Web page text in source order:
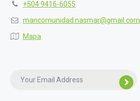
+504 9416-6055
mancomunidad.nasmar@gmail.com
Mapa